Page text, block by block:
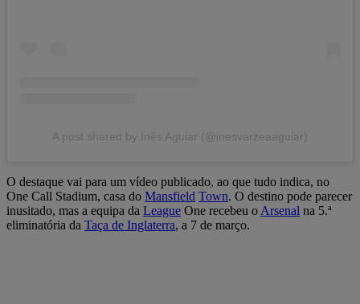
A post shared by Inês Aguiar (@inesvarzeaaguiar)
O destaque vai para um vídeo publicado, ao que tudo indica, no
One Call Stadium, casa do Mansfield Town. O destino pode parecer
inusitado, mas a equipa da League One recebeu o Arsenal na 5.ª
eliminatória da Taça de Inglaterra, a 7 de março.